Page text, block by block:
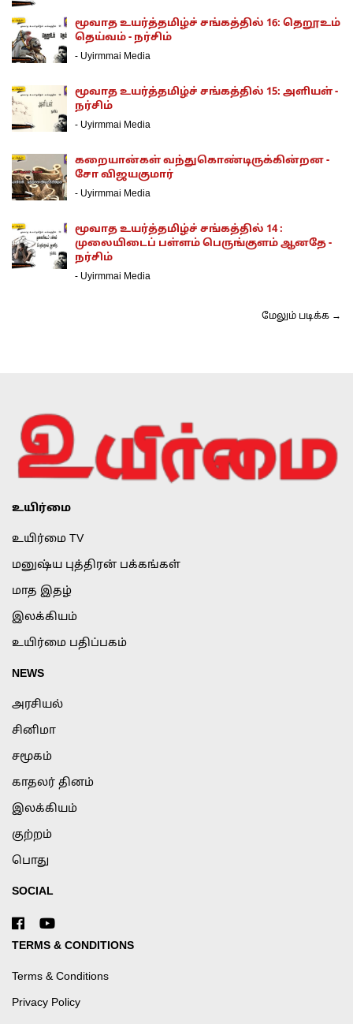
மூவாத உயர்த்தமிழ்ச் சங்கத்தில் 16: தெறூஉம்
தெய்வம் - நர்சிம்
- Uyirmmai Media
மூவாத உயர்த்தமிழ்ச் சங்கத்தில் 15: அளியள் -
நர்சிம்
- Uyirmmai Media
கறையான்கள் வந்துகொண்டிருக்கின்றன -
சோ விஜயகுமார்
- Uyirmmai Media
மூவாத உயர்த்தமிழ்ச் சங்கத்தில் 14 :
முலையிடைப் பள்ளம் பெருங்குளம் ஆனதே -
நர்சிம்
- Uyirmmai Media
மேலும் படிக்க →
உயிர்மை
உயிர்மை TV
மனுஷ்ய புத்திரன் பக்கங்கள்
மாத இதழ்
இலக்கியம்
உயிர்மை பதிப்பகம்
NEWS
அரசியல்
சினிமா
சமூகம்
காதலர் தினம்
இலக்கியம்
குற்றம்
பொது
SOCIAL
TERMS & CONDITIONS
Terms & Conditions
Privacy Policy